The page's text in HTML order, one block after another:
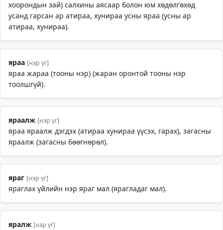
хоорондын зай) салхины аясаар болон юм хөдөлгөхөд
усанд гарсан ар атираа, хунираа усны яраа (усны ар
атираа, хунираа).
яраа [нэр үг]
яраа жараа (тооны нэр) (жаран оронтой тооны нэр
тоолшгүй).
яраалж [нэр үг]
яраа яраалж дэгдэх (атираа хунираа үүсэх, гарах), загасны
яраалж (загасны бөөгнөрөл).
яраг [нэр үг]
яраглах үйлийн нэр яраг мал (ярагладаг мал).
яралж [нэр үг]